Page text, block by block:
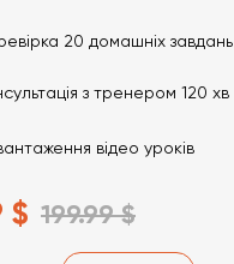
20 домашніх завдань
з тренером 120 хв
відео уроків
$ 199.99 $